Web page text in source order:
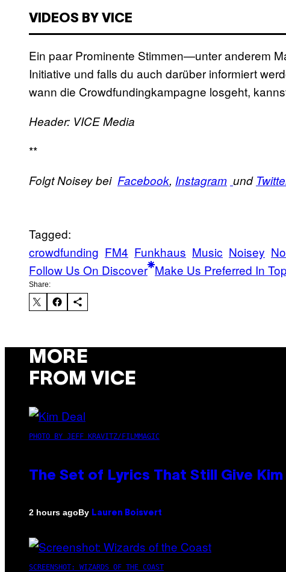
VIDEOS BY VICE
Ein paar Prominente Stimmen—unter anderem
Initiative und falls du auch darüber informiert
wann die Crowdfundingkampagne losgeht,
Header: VICE Media
**
Folgt Noisey bei Facebook, Instagram und
Tagged:
crowdfunding FM4 Funkhaus Music Noisey
Follow Us On Discover Make Us Preferred In
Share:
MORE
FROM VICE
PHOTO BY JEFF KRAVITZ/FILMMAGIC
The Set of Lyrics That Still Give
2 hours agoBy Lauren Boisvert
SCREENSHOT: WIZARDS OF THE COAST